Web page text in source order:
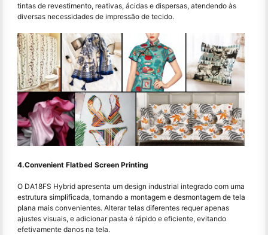
tintas de revestimento, reativas, ácidas e dispersas, atendendo às
diversas necessidades de impressão de tecido.
4.Convenient Flatbed Screen Printing
O DA18FS Hybrid apresenta um design industrial integrado com uma
estrutura simplificada, tornando a montagem e desmontagem de tela
plana mais convenientes. Alterar telas diferentes requer apenas
ajustes visuais, e adicionar pasta é rápido e eficiente, evitando
efetivamente danos na tela.